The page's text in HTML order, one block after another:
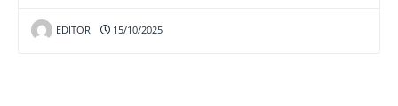
EDITOR 15/10/2025